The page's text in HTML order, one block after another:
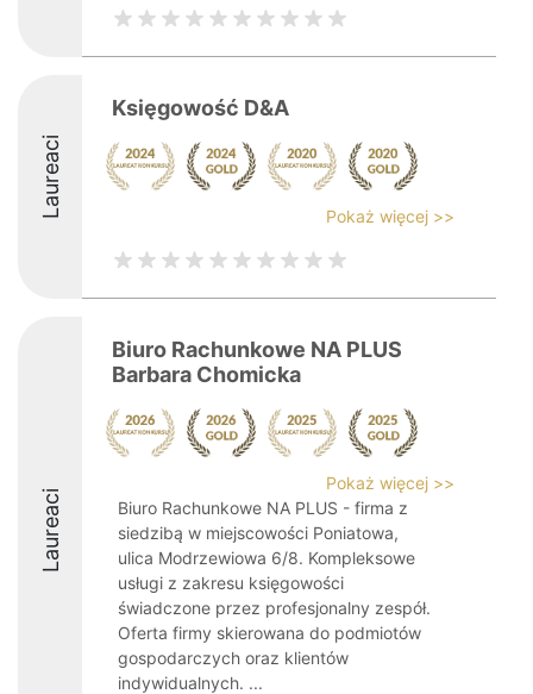
Laureaci
Księgowość D&A
Pokaż więcej >>
Laureaci
Biuro Rachunkowe NA PLUS
Barbara Chomicka
Pokaż więcej >>
Biuro Rachunkowe NA PLUS - firma z
siedzibą w miejscowości Poniatowa,
ulica Modrzewiowa 6/8. Kompleksowe
usługi z zakresu księgowości
świadczone przez profesjonalny zespół.
Oferta firmy skierowana do podmiotów
gospodarczych oraz klientów
indywidualnych. ...